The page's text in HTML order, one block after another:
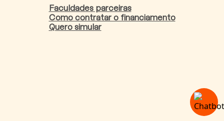
Faculdades parceiras
Como contratar o financiamento
Quero simular